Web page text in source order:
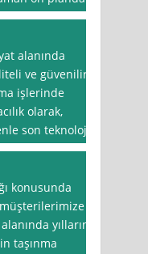
alanında
ve güvenilir
işlerinde
olarak,
son teknoloji
konusunda
yılların
taşınma